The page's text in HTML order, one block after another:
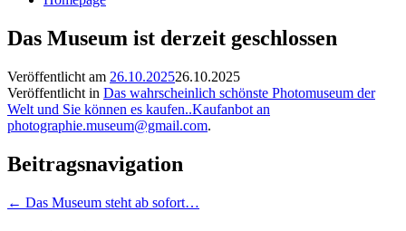
Das Museum ist derzeit geschlossen
Veröffentlicht am 26.10.202526.10.2025
Veröffentlicht in Das wahrscheinlich schönste Photomuseum der
Welt und Sie können es kaufen..Kaufanbot an
photographie.museum@gmail.com.
Beitragsnavigation
← Das Museum steht ab sofort…